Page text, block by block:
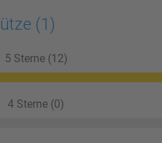
(1)
5 Sterne (12)
4 Sterne (0)